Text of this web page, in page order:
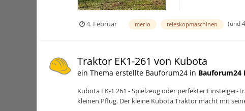
4. Februar merlo teleskopmaschinen (und
Traktor EK1-261 von Kubota
ein Thema erstellte Bauforum24 in Bauforum24
Kubota EK-1 261 - Spielzeug oder perfekter
kleinen Pflug. Der kleine Kubota Traktor macht mit